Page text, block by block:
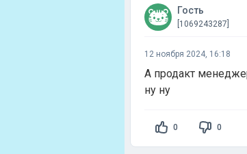
Гость
[1069243287]
12 ноября 2024, 16:18
А продакт
ну ну
0 0